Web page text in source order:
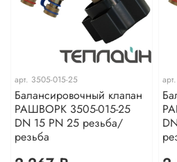
арт. 3505-015-25
Балансировочный клапан
РАШВОРК 3505-015-25
DN 15 PN 25 резьба/
резьба
арт.